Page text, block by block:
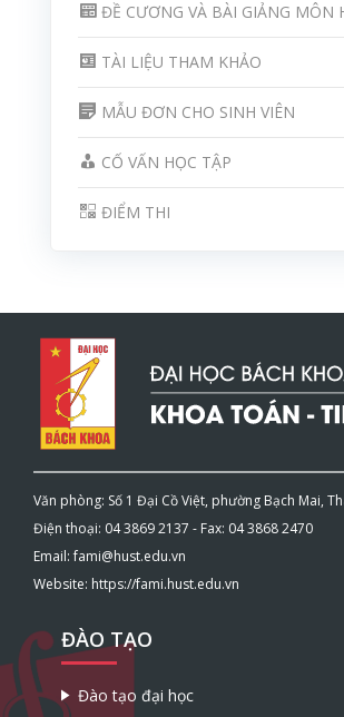
ĐỀ CƯƠNG VÀ BÀI GIẢNG MÔN
TÀI LIỆU THAM KHẢO
MẪU ĐƠN CHO SINH VIÊN
CỐ VẤN HỌC TẬP
ĐIỂM THI
Văn phòng: Số 1 Đại Cồ Việt, phường Bạch Mai,
Điện thoại: 04 3869 2137 - Fax: 04 3868 2470
Email: fami@hust.edu.vn
Website: https://fami.hust.edu.vn
ĐÀO TẠO
Đào tạo đại học